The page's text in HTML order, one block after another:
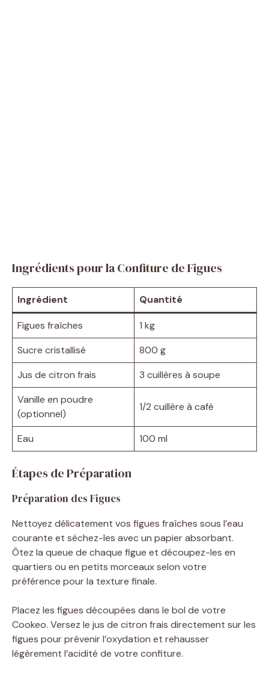
Ingrédients pour la Confiture de Figues
Ingrédient Quantité
Figues fraîches
1 kg
Sucre cristallisé
800 g
Jus de citron frais
3 cuillères à soupe
Vanille en poudre
(optionnel)
1/2 cuillère à café
Eau 100 ml
Étapes de Préparation
Préparation des Figues
Nettoyez délicatement vos figues fraîches sous l’eau
courante et séchez-les avec un papier absorbant.
Ôtez la queue de chaque figue et découpez-les en
quartiers ou en petits morceaux selon votre
préférence pour la texture finale.
Placez les figues découpées dans le bol de votre
Cookeo. Versez le jus de citron frais directement sur les
figues pour prévenir l’oxydation et rehausser
légèrement l’acidité de votre confiture.